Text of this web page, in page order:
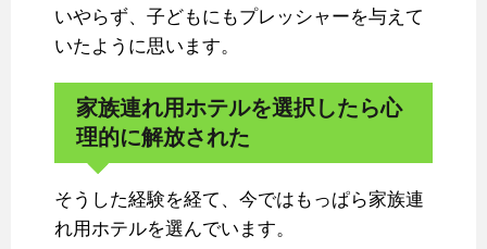
いやらず、子どもにもプレッシャーを与えて
いたように思います。
家族連れ用ホテルを選択したら心
理的に解放された
そうした経験を経て、今ではもっぱら家族連
れ用ホテルを選んでいます。